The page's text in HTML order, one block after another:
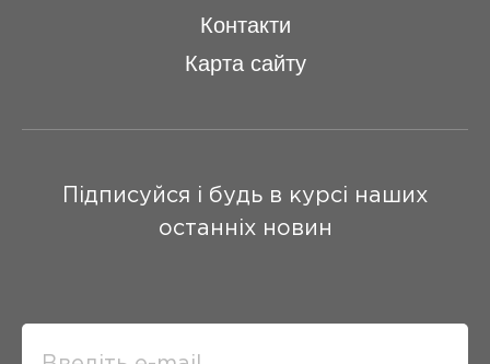
Контакти
Карта сайту
Підписуйся і будь в курсі наших
останніх новин